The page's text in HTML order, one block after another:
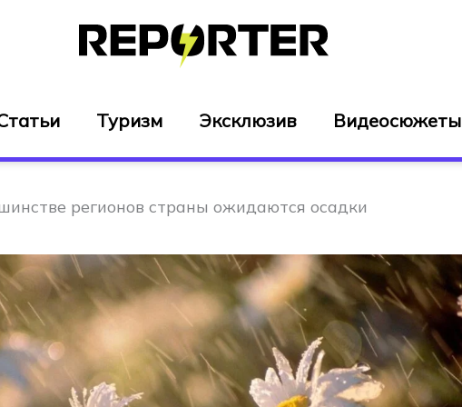
Туризм Эксклюзив Видеосюжеты
регионов страны ожидаются осадки